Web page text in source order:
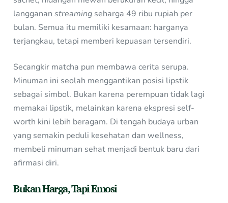
langgananstreaming seharga 49 ribu rupiah per
bulan. Semua itu memiliki kesamaan: harganya
terjangkau, tetapi memberi kepuasan tersendiri.
Secangkir matcha pun membawa cerita serupa.
Minuman ini seolah menggantikan posisi lipstik
sebagai simbol. Bukan karena perempuan tidak lagi
memakai lipstik, melainkan karena ekspresi self-
worth kini lebih beragam. Di tengah budaya urban
yang semakin peduli kesehatan dan wellness,
membeli minuman sehat menjadi bentuk baru dari
afirmasi diri.
Bukan Harga, Tapi Emosi